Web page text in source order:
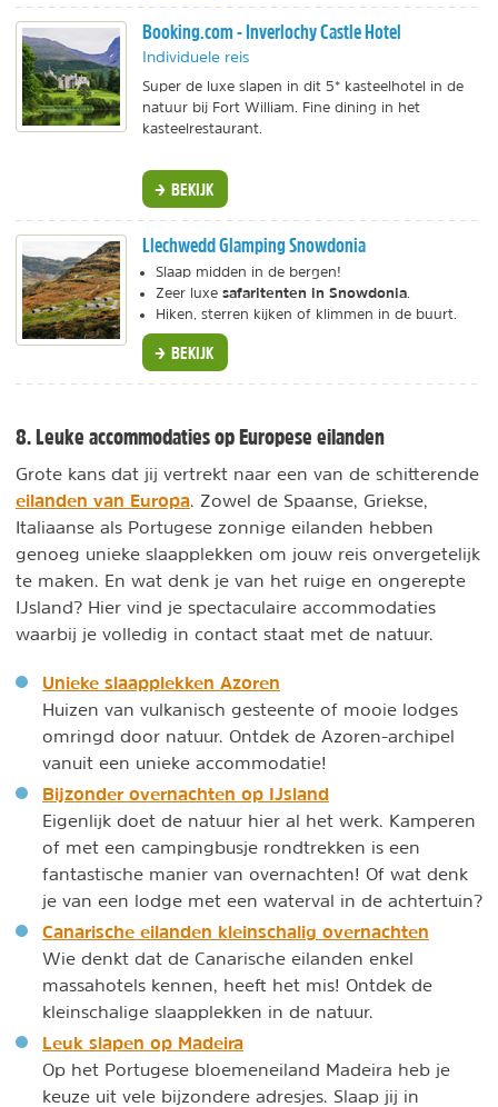
Booking.com - Inverlochy Castle Hotel
Individuele reis
Super de luxe slapen in dit 5* kasteelhotel in de
natuur bij Fort William. Fine dining in het
kasteelrestaurant.
BEKIJK
Llechwedd Glamping Snowdonia
Slaap midden in de bergen!
Zeer luxe safaritenten in Snowdonia
Hiken, sterren kijken of klimmen in de buurt.
BEKIJK
8. Leuke accommodaties op Europese eilanden
Grote kans dat jij vertrekt naar een van de schitterende
eilanden van Europa. Zowel de Spaanse, Griekse,
Italiaanse als Portugese zonnige eilanden hebben
genoeg unieke slaapplekken om jouw reis onvergetelijk
te maken. En wat denk je van het ruige en ongerepte
IJsland? Hier vind je spectaculaire accommodaties
waarbij je volledig in contact staat met de natuur.
Unieke slaapplekken Azoren
Huizen van vulkanisch gesteente of mooie lodges
omringd door natuur. Ontdek de Azoren-archipel
vanuit een unieke accommodatie!
Bijzonder overnachten op IJsland
Eigenlijk doet de natuur hier al het werk. Kamperen
of met een campingbusje rondtrekken is een
fantastische manier van overnachten! Of wat denk
je van een lodge met een waterval in de achtertuin?
Canarische eilanden kleinschalig overnachten
Wie denkt dat de Canarische eilanden enkel
massahotels kennen, heeft het mis! Ontdek de
kleinschalige slaapplekken in de natuur.
Leuk slapen op Madeira
Op het Portugese bloemeneiland Madeira heb je
keuze uit vele bijzondere adresjes. Slaap jij in